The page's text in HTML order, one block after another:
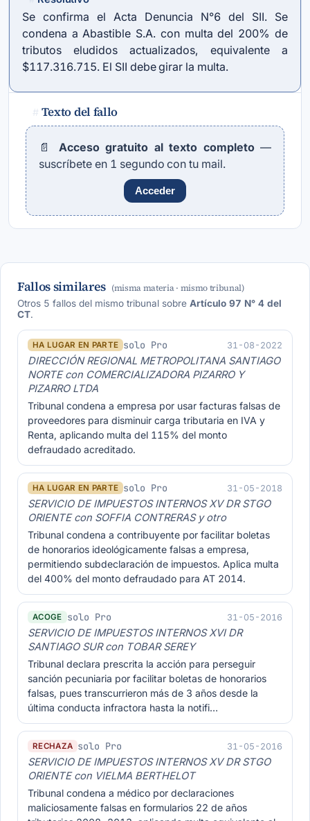
Se confirma el Acta Denuncia N°6 del SII. Se
condena a Abastible S.A. con multa del 200% de
tributos eludidos actualizados, equivalente a
$117.316.715. El SII debe girar la multa.
# Texto del fallo
📄 Acceso gratuito al texto completo—
suscríbete en 1 segundo con tu mail.
Acceder
Fallos similares (misma materia · mismo tribunal)
Otros 5 fallos del mismo tribunal sobre Artículo 97 N° 4 del
CT.
HA LUGAR EN PARTE solo Pro 31-08-2022
DIRECCIÓN REGIONAL METROPOLITANA SANTIAGO
NORTE con COMERCIALIZADORA PIZARRO Y
PIZARRO LTDA
Tribunal condena a empresa por usar facturas falsas de
proveedores para disminuir carga tributaria en IVA y
Renta, aplicando multa del 115% del monto
defraudado acreditado.
HA LUGAR EN PARTE solo Pro 31-05-2018
SERVICIO DE IMPUESTOS INTERNOS XV DR STGO
ORIENTE con SOFFIA CONTRERAS y otro
Tribunal condena a contribuyente por facilitar boletas
de honorarios ideológicamente falsas a empresa,
permitiendo subdeclaración de impuestos. Aplica multa
del 400% del monto defraudado para AT 2014.
ACOGE solo Pro 31-05-2016
SERVICIO DE IMPUESTOS INTERNOS XVI DR
SANTIAGO SUR con TOBAR SEREY
Tribunal declara prescrita la acción para perseguir
sanción pecuniaria por facilitar boletas de honorarios
falsas, pues transcurrieron más de 3 años desde la
última conducta infractora hasta la notifi…
RECHAZA solo Pro 31-05-2016
SERVICIO DE IMPUESTOS INTERNOS XV DR STGO
ORIENTE con VIELMA BERTHELOT
Tribunal condena a médico por declaraciones
maliciosamente falsas en formularios 22 de años